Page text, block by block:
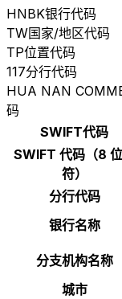
HNBK银行代码
TW国家/地区代码
TP位置代码
117分行代码
HUA NAN
码
SWIFT代码
SWIFT 代码（8
符）
分行代码
银行名称
分支机构名称
城市